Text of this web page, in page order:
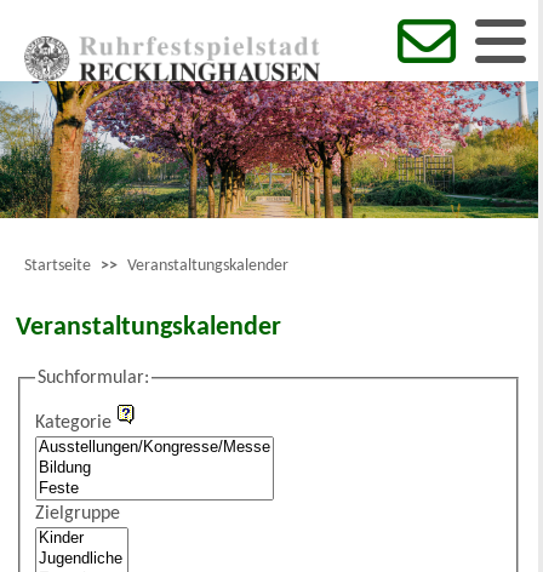
Startseite >> Veranstaltungskalender
Veranstaltungskalender
Suchformular:
Kategorie
Zielgruppe